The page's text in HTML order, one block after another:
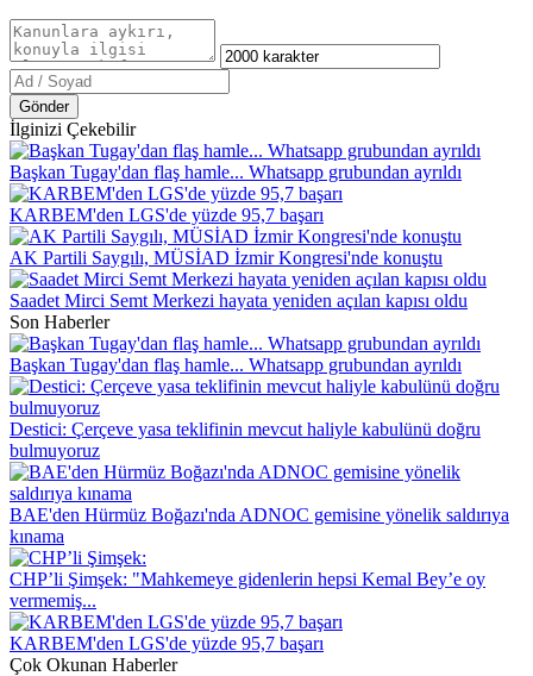
Gönder
İlginizi Çekebilir
Başkan Tugay'dan flaş hamle... Whatsapp grubundan ayrıldı
KARBEM'den LGS'de yüzde 95,7 başarı
AK Partili Saygılı, MÜSİAD İzmir Kongresi'nde konuştu
Saadet Mirci Semt Merkezi hayata yeniden açılan kapısı oldu
Son Haberler
Başkan Tugay'dan flaş hamle... Whatsapp grubundan ayrıldı
Destici: Çerçeve yasa teklifinin mevcut haliyle kabulünü doğru
bulmuyoruz
BAE'den Hürmüz Boğazı'nda ADNOC gemisine yönelik saldırıya
kınama
CHP’li Şimşek: "Mahkemeye gidenlerin hepsi Kemal Bey’e oy
vermemiş...
KARBEM'den LGS'de yüzde 95,7 başarı
Çok Okunan Haberler